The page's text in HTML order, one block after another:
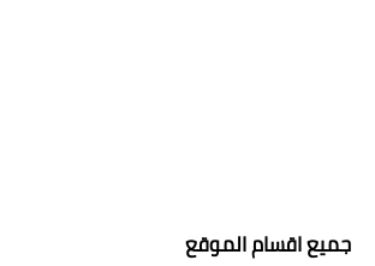
جميع اقسام الموقع